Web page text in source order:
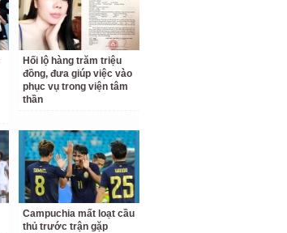
Hối lộ hàng trăm triệu
đồng, đưa giúp việc vào
phục vụ trong viện tâm
thần
Campuchia mất loạt cầu
thủ trước trận gặp